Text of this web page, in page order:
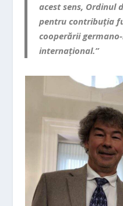
acest sens, Ordinul
pentru contribuția
cooperării
internațional.”